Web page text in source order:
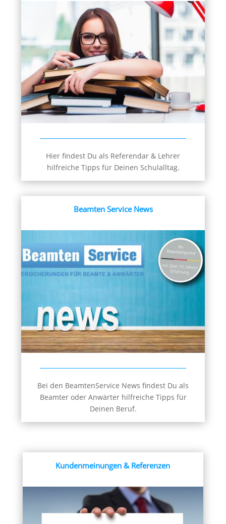
Hier findest Du als Referendar & Lehrer
hilfreiche Tipps für Deinen Schulalltag.
Beamten Service News
Bei den BeamtenService News findest Du als
Beamter oder Anwärter hilfreiche Tipps für
Deinen Beruf.
Kundenmeinungen & Referenzen